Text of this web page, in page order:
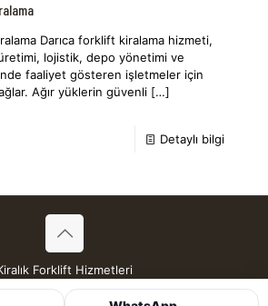
Darıca forklift kiralama hizmeti,
lojistik, depo yönetimi ve
faaliyet gösteren işletmeler için
Ağır yüklerin güvenli […]
Detaylı bilgi
Forklift Hizmetleri
Hakları Saklıdır © 2026